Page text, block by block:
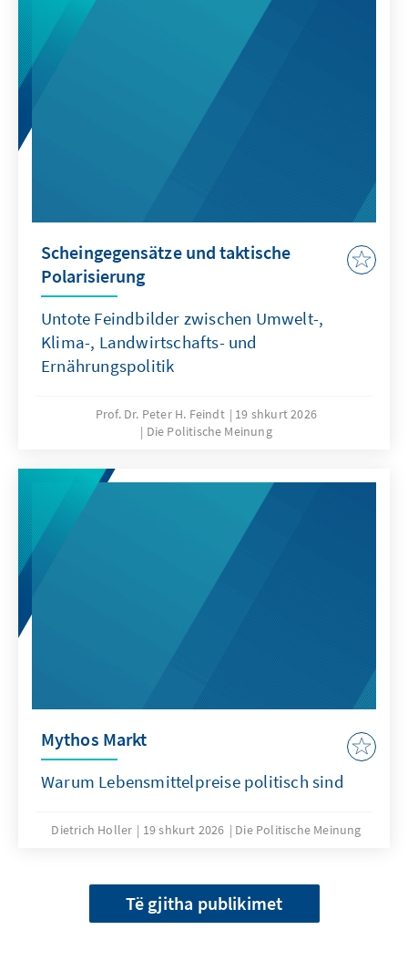
Scheingegensätze und taktische
Polarisierung
Untote Feindbilder zwischen Umwelt-,
Klima-, Landwirtschafts- und
Ernährungspolitik
Prof. Dr. Peter H. Feindt
19 shkurt 2026
Die Politische Meinung
Mythos Markt
Warum Lebensmittelpreise politisch sind
Dietrich Holler 19 shkurt 2026 Die Politische Meinung
Të gjitha publikimet